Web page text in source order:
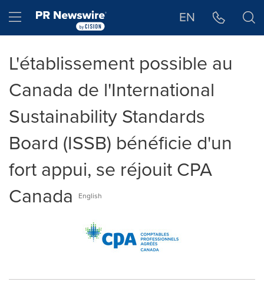
Hamburger menu EN
L'établissement possible au
Canada de l'International
Sustainability Standards
Board (ISSB) bénéficie d'un
fort appui, se réjouit CPA
Canada
English